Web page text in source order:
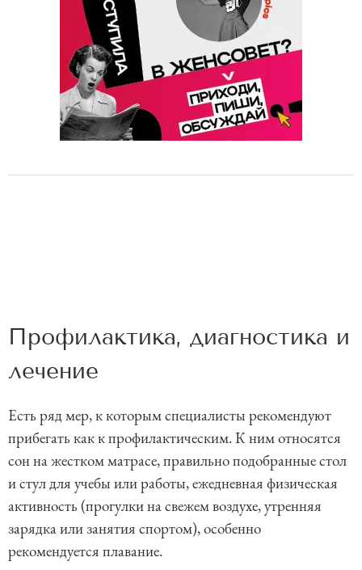
Профилактика, диагностика и
лечение
Есть ряд мер, к которым специалисты рекомендуют
прибегать как к профилактическим. К ним относятся
сон на жестком матрасе, правильно подобранные стол
и стул для учебы или работы, ежедневная физическая
активность (прогулки на свежем воздухе, утренняя
зарядка или занятия спортом), особенно
рекомендуется плавание.